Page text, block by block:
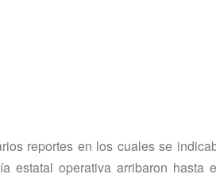
reportes en los cuales se
estatal operativa arribaron hasta